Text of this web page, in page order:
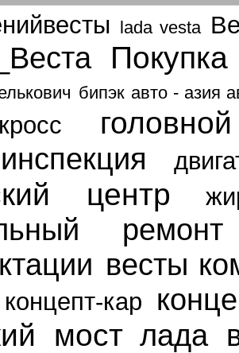
lada vesta
бипэк авто - азия
центр
ремонт
весты
концепт-кар
мост лада